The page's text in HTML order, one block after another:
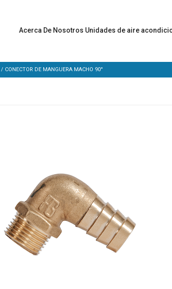
Acerca De Nosotros Unidades de aire
/ CONECTOR DE MANGUERA MACHO 90°